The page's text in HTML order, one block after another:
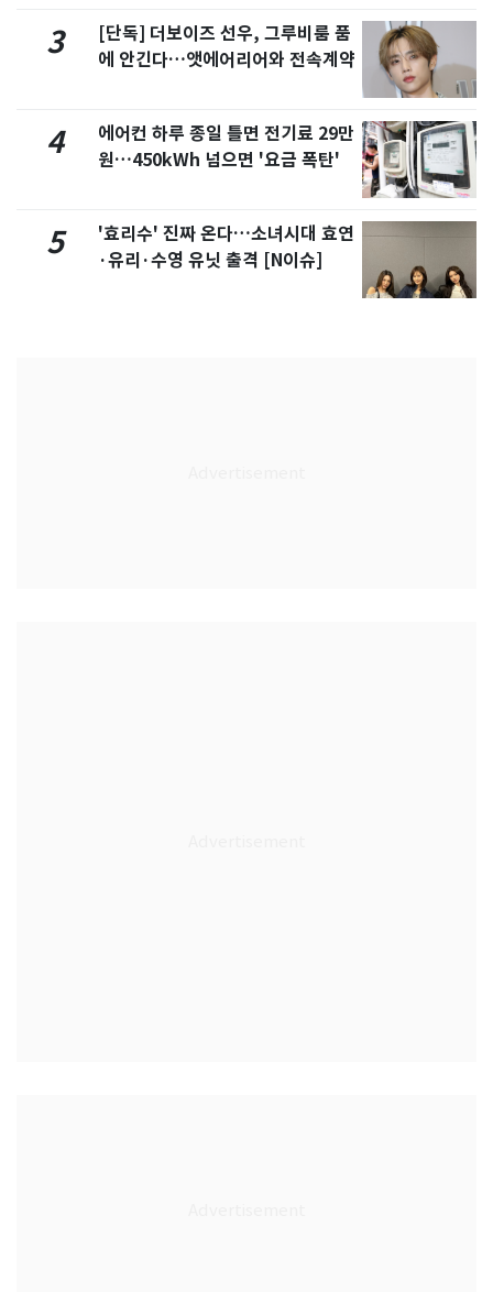
3
[단독] 더보이즈 선우, 그루비룸 품
에 안긴다…앳에어리어와 전속계약
4
에어컨 하루 종일 틀면 전기료 29만
원…450kWh 넘으면 '요금 폭탄'
5
'효리수' 진짜 온다…소녀시대 효연
·유리·수영 유닛 출격 [N이슈]